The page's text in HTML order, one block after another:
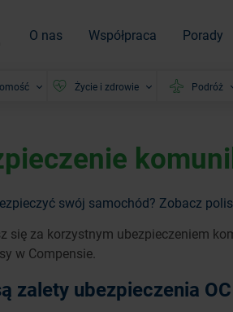
O nas Współpraca Porady
Życie i zdrowie Podróż
swój samochód? Zobacz
się za korzystnym ubezpieczeniem
w Compensie.
zalety ubezpieczenia